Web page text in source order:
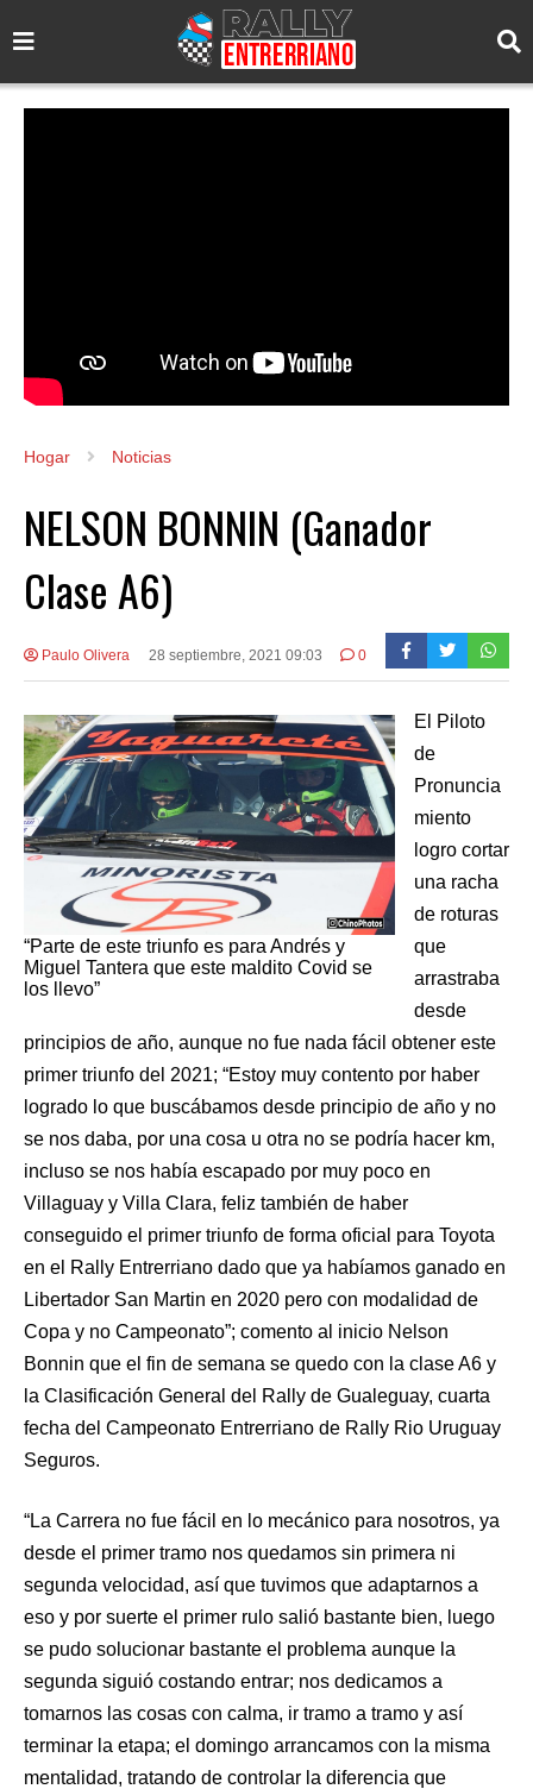
Hogar Noticias
NELSON BONNIN (Ganador
Clase A6)
Paulo Olivera 28 septiembre, 2021 09:03 0
“Parte de este triunfo es para Andrés y
Miguel Tantera que este maldito Covid se
los llevo”
El Piloto
de
Pronuncia
miento
logro cortar
una racha
de roturas
que
arrastraba
desde
principios de año, aunque no fue nada fácil obtener este
primer triunfo del 2021; “Estoy muy contento por haber
logrado lo que buscábamos desde principio de año y no
se nos daba, por una cosa u otra no se podría hacer km,
incluso se nos había escapado por muy poco en
Villaguay y Villa Clara, feliz también de haber
conseguido el primer triunfo de forma oficial para Toyota
en el Rally Entrerriano dado que ya habíamos ganado en
Libertador San Martin en 2020 pero con modalidad de
Copa y no Campeonato”; comento al inicio Nelson
Bonnin que el fin de semana se quedo con la clase A6 y
la Clasificación General del Rally de Gualeguay, cuarta
fecha del Campeonato Entrerriano de Rally Rio Uruguay
Seguros.
“La Carrera no fue fácil en lo mecánico para nosotros, ya
desde el primer tramo nos quedamos sin primera ni
segunda velocidad, así que tuvimos que adaptarnos a
eso y por suerte el primer rulo salió bastante bien, luego
se pudo solucionar bastante el problema aunque la
segunda siguió costando entrar; nos dedicamos a
tomarnos las cosas con calma, ir tramo a tramo y así
terminar la etapa; el domingo arrancamos con la misma
mentalidad, tratando de controlar la diferencia que